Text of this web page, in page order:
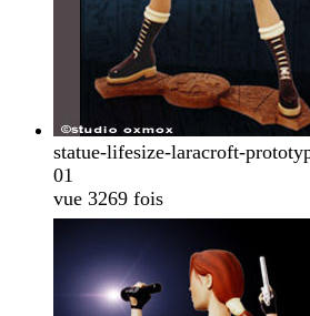
statue-lifesize-laracroft-
01
vue 3269 fois